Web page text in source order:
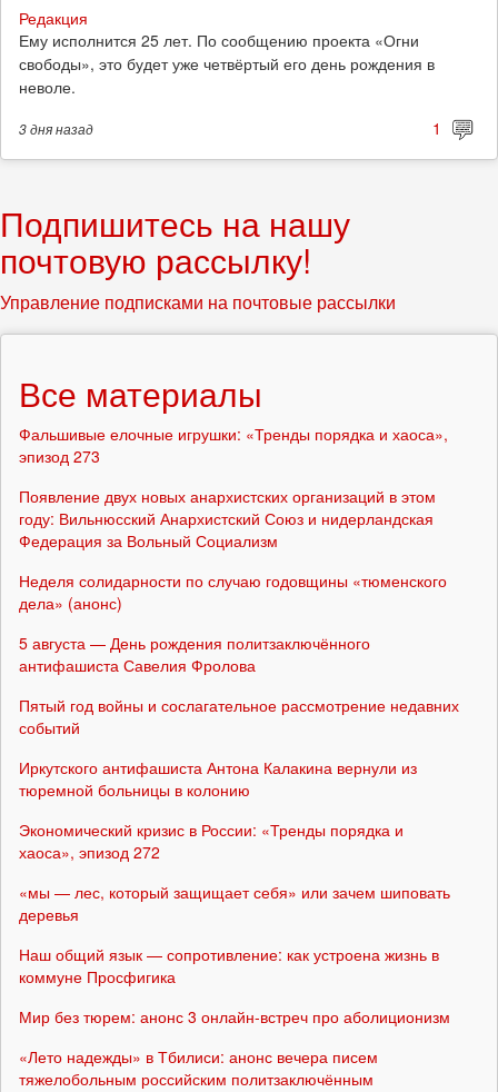
Редакция
Ему исполнится 25 лет. По сообщению проекта «Огни
свободы», это будет уже четвёртый его день рождения в
неволе.
3 дняназад 1
Подпишитесь на нашу
почтовую рассылку!
Управление подписками на почтовые рассылки
Все материалы
Фальшивые елочные игрушки: «Тренды порядка и хаоса»,
эпизод 273
Появление двух новых анархистских организаций в этом
году: Вильнюсский Анархистский Союз и нидерландская
Федерация за Вольный Социализм
Неделя солидарности по случаю годовщины «тюменского
дела» (анонс)
5 августа — День рождения политзаключённого
антифашиста Савелия Фролова
Пятый год войны и сослагательное рассмотрение недавних
событий
Иркутского антифашиста Антона Калакина вернули из
тюремной больницы в колонию
Экономический кризис в России: «Тренды порядка и
хаоса», эпизод 272
«мы — лес, который защищает себя» или зачем шиповать
деревья
Наш общий язык — сопротивление: как устроена жизнь в
коммуне Просфигика
Мир без тюрем: анонс 3 онлайн-встреч про аболиционизм
«Лето надежды» в Тбилиси: анонс вечера писем
тяжелобольным российским политзаключённым